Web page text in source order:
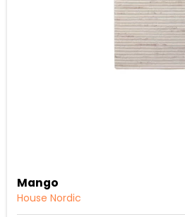
Mango
House Nordic